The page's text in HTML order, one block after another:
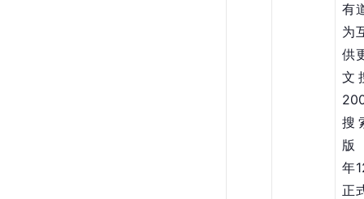
有
为
供
文
搜
版
年
正